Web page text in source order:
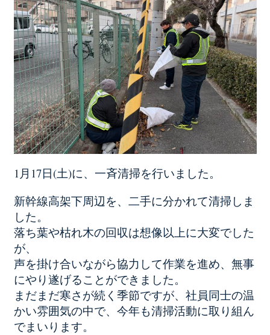
1月17日(土)に、一斉清掃を行いました。
新幹線高架下周辺を、二手に分かれて清掃しま
した。
落ち葉や枯れ木の回収は想像以上に大変でした
が、
声を掛け合いながら協力して作業を進め、無事
にやり遂げることができました。
まだまだ寒さが続く季節ですが、社員同士の温
かい雰囲気の中で、今年も清掃活動に取り組ん
でまいります。